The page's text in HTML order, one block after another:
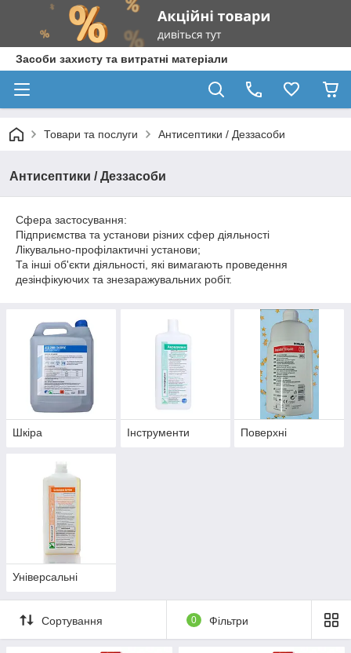
Засоби захисту та витратні матеріали
Товари та послуги Антисептики / Деззасоби
Антисептики / Деззасоби
Сфера застосування:
Підприємства та установи різних сфер діяльності
Лікувально-профілактичні установи;
Та інші об'єкти діяльності, які вимагають проведення
дезінфікуючих та знезаражувальних робіт.
Шкіра Інструменти Поверхні
Універсальні
Сортування 0 Фільтри